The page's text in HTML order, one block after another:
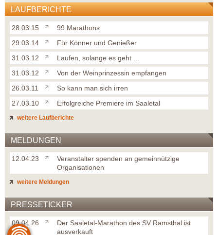
LAUFBERICHTE
28.03.15
99 Marathons
29.03.14
Für Könner und Genießer
31.03.12
Laufen, solange es geht ...
31.03.12
Von der Weinprinzessin empfangen
26.03.11
So kann man sich irren
27.03.10
Erfolgreiche Premiere im Saaletal
weitere Laufberichte
MELDUNGEN
12.04.23
Veranstalter spenden an gemeinnützige
Organisationen
weitere Meldungen
PRESSETICKER
09.04.26
Der Saaletal-Marathon des SV Ramsthal ist
ausverkauft